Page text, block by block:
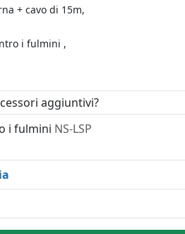
+ cavo di 15m,
i fulmini ,
aggiuntivi?
i fulmini NS-LSP